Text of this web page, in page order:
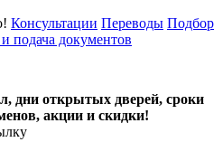
Консультации Переводы Подбор
подача документов
дни открытых дверей, сроки
акции и скидки!